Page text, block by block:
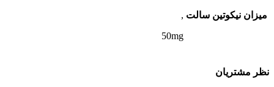
میزان نیکوتین سالت ,
50mg
نظر مشتریان